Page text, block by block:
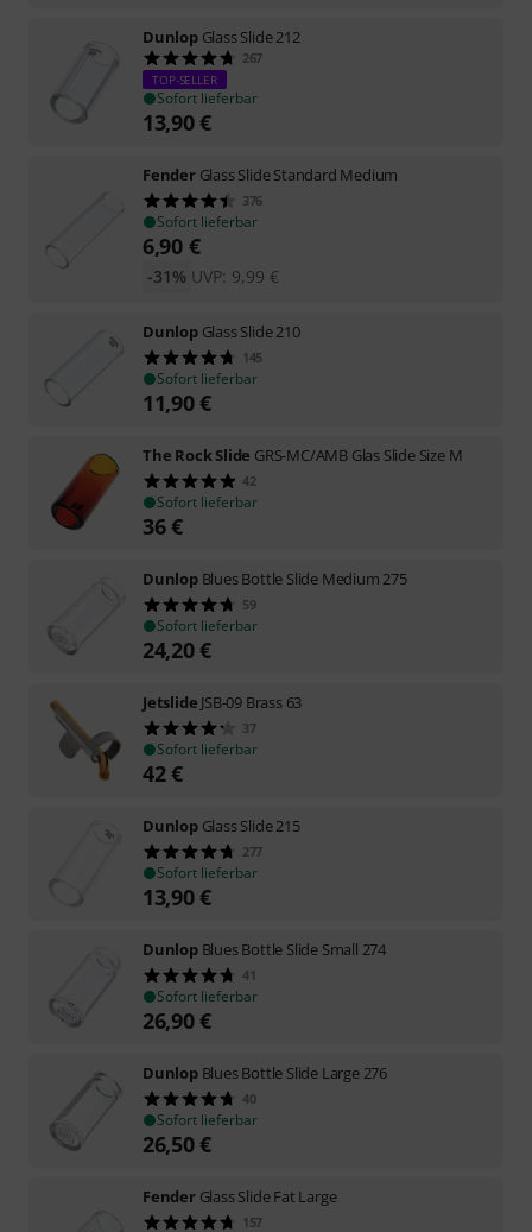
Dunlop Glass Slide 212
267
TOP-SELLER
Sofort lieferbar
13,90€
Fender Glass Slide Standard Medium
376
Sofort lieferbar
6,90 €
UVP: 9,99 €
-31%
Dunlop Glass Slide 210
145
Sofort lieferbar
11,90€
The Rock Slide GRS-MC/AMB Glas Slide Size M
42
Sofort lieferbar
36€
Dunlop Blues Bottle Slide Medium 275
59
Sofort lieferbar
24,20€
Jetslide JSB-09 Brass 63
37
Sofort lieferbar
42€
Dunlop Glass Slide 215
277
Sofort lieferbar
13,90€
Dunlop Blues Bottle Slide Small 274
41
Sofort lieferbar
26,90€
Dunlop Blues Bottle Slide Large 276
40
Sofort lieferbar
26,50€
Fender Glass Slide Fat Large
157